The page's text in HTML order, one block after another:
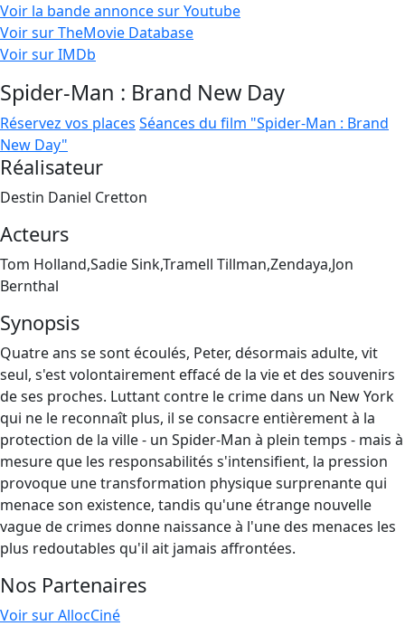
Voir la bande annonce sur Youtube
Voir sur TheMovie Database
Voir sur IMDb
Spider-Man : Brand New Day
Réservez vos places Séances du film "Spider-Man : Brand
New Day"
Réalisateur
Destin Daniel Cretton
Acteurs
Tom Holland,Sadie Sink,Tramell Tillman,Zendaya,Jon
Bernthal
Synopsis
Quatre ans se sont écoulés, Peter, désormais adulte, vit
seul, s'est volontairement effacé de la vie et des souvenirs
de ses proches. Luttant contre le crime dans un New York
qui ne le reconnaît plus, il se consacre entièrement à la
protection de la ville - un Spider-Man à plein temps - mais à
mesure que les responsabilités s'intensifient, la pression
provoque une transformation physique surprenante qui
menace son existence, tandis qu'une étrange nouvelle
vague de crimes donne naissance à l'une des menaces les
plus redoutables qu'il ait jamais affrontées.
Nos Partenaires
Voir sur AllocCiné